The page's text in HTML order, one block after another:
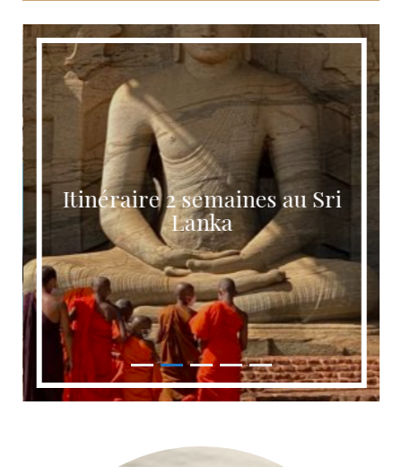
Itinéraire 2 semaines au Sri
Lanka